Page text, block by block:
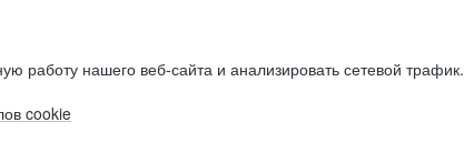
работу нашего веб-сайта и анализировать сетевой трафик.
cookie